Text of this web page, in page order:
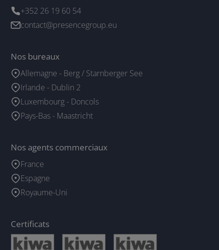
+352 26 19 60 54
contact@presencegroup.eu
Nos bureaux
Allemagne - Berg / Starnberger See
Irlande - Dublin 2
Luxembourg - Doncols
Pays-Bas - Maastricht
Nos agents commerciaux
France
Espagne
Royaume-Uni
Certificats